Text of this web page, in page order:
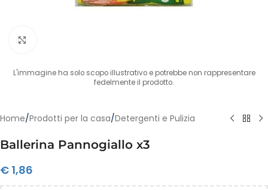
L'immagine ha solo scopo illustrativo e potrebbe non rappresentare
fedelmente il prodotto.
Home/Prodotti per la casa/Detergenti e Pulizia
Ballerina Pannogiallo x3
€ 1,86